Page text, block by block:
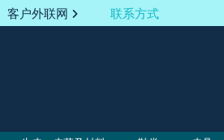
客户外联网 联系方式